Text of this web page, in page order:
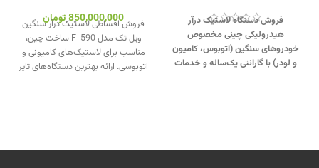
فروش دستگاه لاستیک درآر
هیدرولیکی چینی مخصوص
خودروهای سنگین (اتوبوس، کامیون
و لودر) با گارانتی یک‌ساله و خدمات
850,000,000تومان
فروش اقساطی لاستیک درآر سنگین
ویل تک مدل F-590 ساخت چین،
مناسب برای لاستیک‌های کامیونی و
اتوبوسی. ارائه بهترین دستگاه‌های تایر
کلیک کنید.کانال اینستاگرام ویل تک